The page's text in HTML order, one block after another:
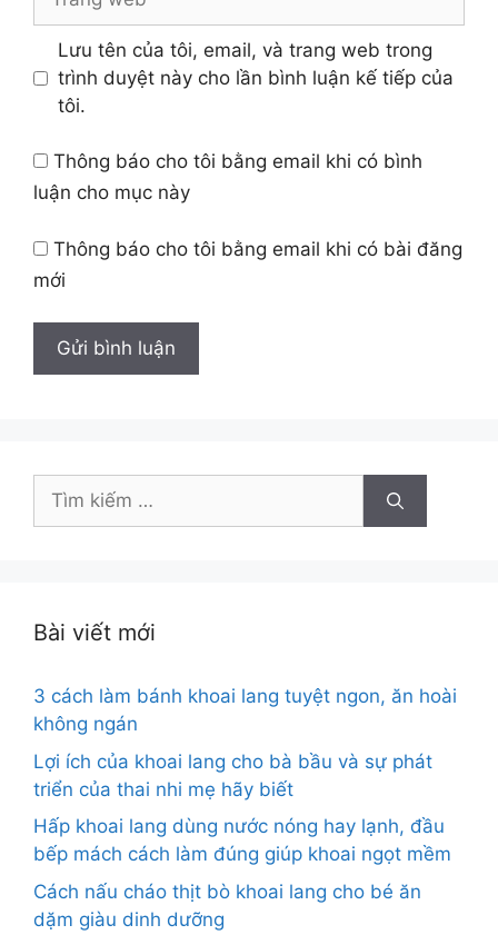
web
Lưu tên của tôi, email, và trang web trong
trình duyệt này cho lần bình luận kế tiếp của
tôi.
Thông báo cho tôi bằng email khi có bình
luận cho mục này
Thông báo cho tôi bằng email khi có bài đăng
mới
Tìm
Bài viết mới
3 cách làm bánh khoai lang tuyệt ngon, ăn hoài
không ngán
Lợi ích của khoai lang cho bà bầu và sự phát
triển của thai nhi mẹ hãy biết
Hấp khoai lang dùng nước nóng hay lạnh, đầu
bếp mách cách làm đúng giúp khoai ngọt mềm
Cách nấu cháo thịt bò khoai lang cho bé ăn
dặm giàu dinh dưỡng